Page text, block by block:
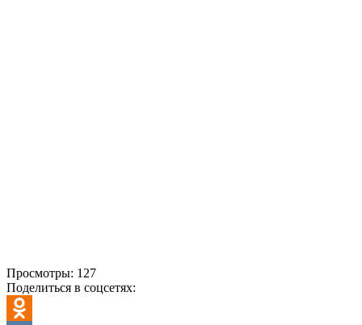
Просмотры: 127
Поделиться в соцсетях: